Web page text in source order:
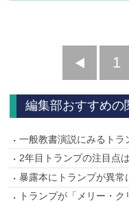
前
へ
1
編集部おすすめの
一般教書演説にみるトラ
2年目トランプの注目点
暴露本にトランプが異常
トランプが「メリー・